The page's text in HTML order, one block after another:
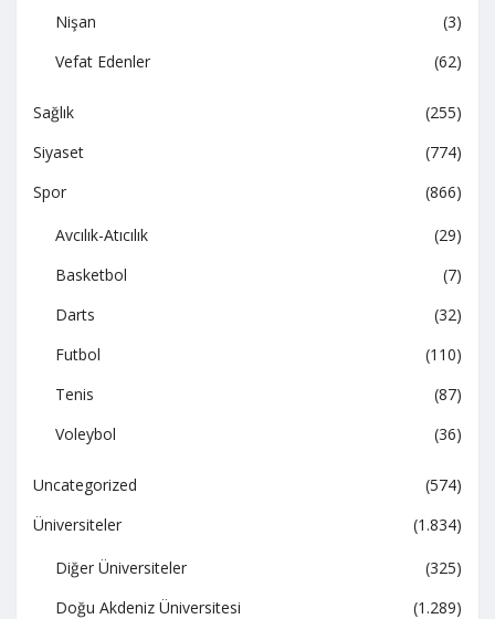
Nişan
(3)
Vefat Edenler
(62)
Sağlık
(255)
Siyaset
(774)
Spor
(866)
Avcılık-Atıcılık
(29)
Basketbol
(7)
Darts
(32)
Futbol
(110)
Tenis
(87)
Voleybol
(36)
Uncategorized
(574)
Üniversiteler
(1.834)
Diğer Üniversiteler
(325)
Doğu Akdeniz Üniversitesi
(1.289)